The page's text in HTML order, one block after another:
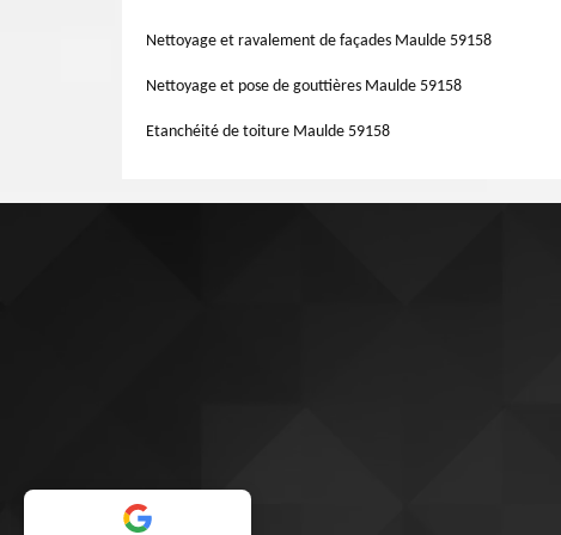
différentes zingueries de votre maison. Pour toutes
Nettoyage et ravalement de façades Maulde 59158
Nettoyage et pose de gouttières Maulde 59158
Etanchéité de toiture Maulde 59158